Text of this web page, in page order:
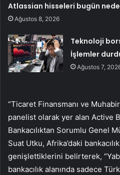
Atlassian hisseleri bugün
Ağustos 8, 2026
Teknoloji
İşlemler
Ağustos 7,
“Ticaret Finansmanı ve
panelist olarak yer alan Active
Bankacılıktan Sorumlu Genel
Suat Utku, Afrika’daki
genişlettiklerini belirterek,
bankacılık alanında sadece